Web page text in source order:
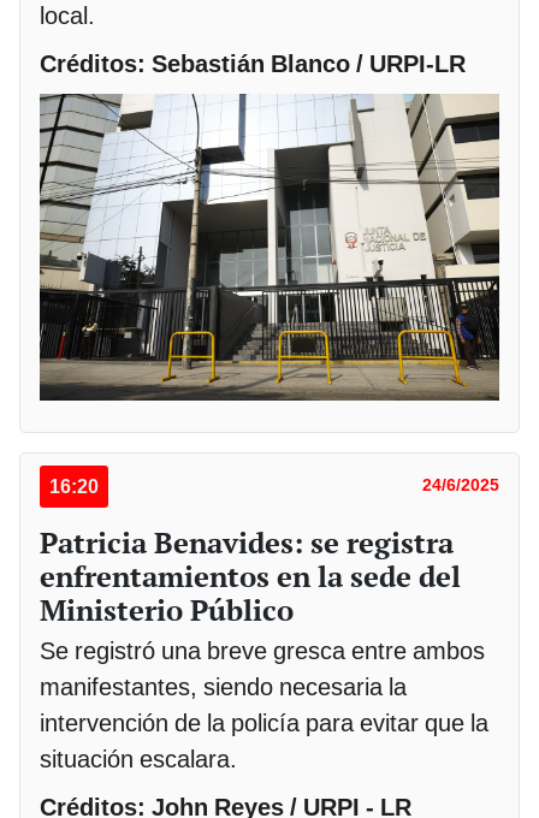
local.
Créditos: Sebastián Blanco / URPI-LR
16:20 24/6/2025
Patricia Benavides: se registra
enfrentamientos en la sede del
Ministerio Público
Se registró una breve gresca entre ambos
manifestantes, siendo necesaria la
intervención de la policía para evitar que la
situación escalara.
Créditos: John Reyes / URPI - LR